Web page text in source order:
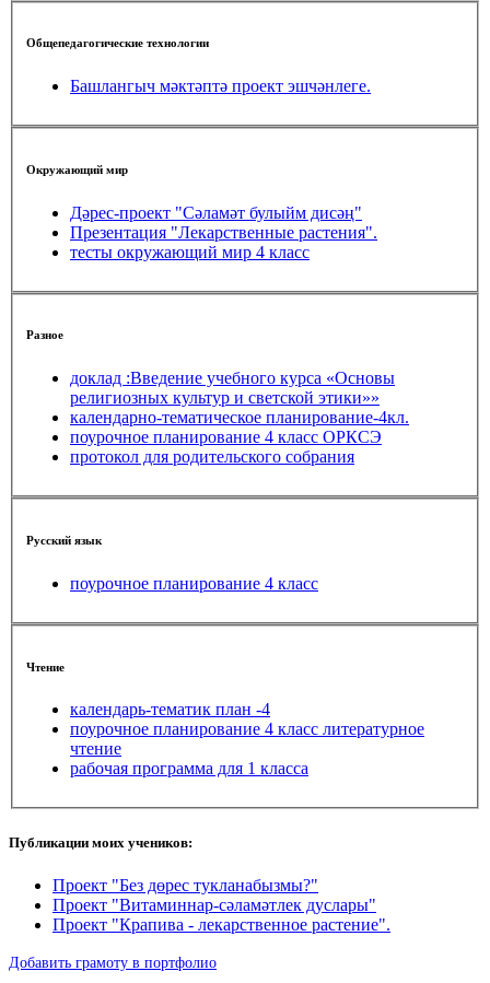
Общепедагогические технологии
Башлангыч мәктәптә проект эшчәнлеге.
Окружающий мир
Дәрес-проект "Сәламәт булыйм дисәң"
Презентация "Лекарственные растения".
тесты окружающий мир 4 класс
Разное
доклад :Введение учебного курса «Основы
религиозных культур и светской этики»»
календарно-тематическое планирование-4кл.
поурочное планирование 4 класс ОРКСЭ
протокол для родительского собрания
Русский язык
поурочное планирование 4 класс
Чтение
календарь-тематик план -4
поурочное планирование 4 класс литературное
чтение
рабочая программа для 1 класса
Публикации моих учеников:
Проект "Без дөрес тукланабызмы?"
Проект "Витаминнар-сәламәтлек дуслары"
Проект "Крапива - лекарственное растение".
Добавить грамоту в портфолио